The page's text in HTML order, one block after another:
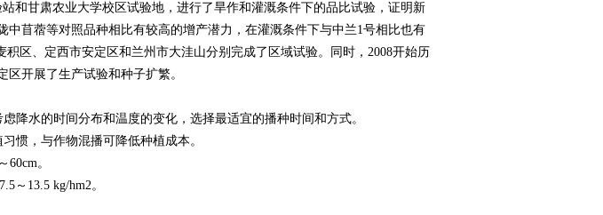
和甘肃农业大学校区试验地，进行了旱作和灌溉条件下的品比试验，证明新
中苜蓿等对照品种相比有较高的增产潜力，在灌溉条件下与中兰1号相比也有
积区、定西市安定区和兰州市大洼山分别完成了区域试验。同时，2008开始历
开展了生产试验和种子扩繁。
降水的时间分布和温度的变化，选择最适宜的播种时间和方式。
惯，与作物混播可降低种植成本。
。
～13.5 kg/hm2。